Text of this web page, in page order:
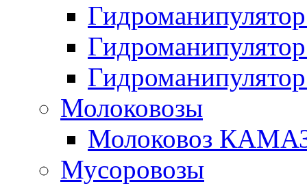
Молоковозы
Молоковоз
Мусоровозы